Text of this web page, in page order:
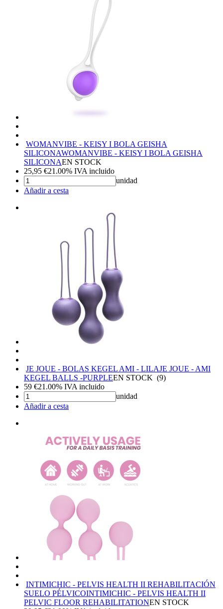
WOMANVIBE - KEISY I BOLA GEISHA
SILICONAWOMANVIBE - KEISY I BOLA GEISHA
SILICONAEN STOCK
25,95 €21.00% IVA incluido
unidad
Añadir a cesta
JE JOUE - BOLAS KEGEL AMI - LILAJE JOUE - AMI
KEGEL BALLS -PURPLEEN STOCK (9)
59 €21.00% IVA incluido
unidad
Añadir a cesta
INTIMICHIC - PELVIS HEALTH II REHABILITACIÓN
SUELO PÉLVICOINTIMICHIC - PELVIS HEALTH II
PELVIC FLOOR REHABILITATIONEN STOCK